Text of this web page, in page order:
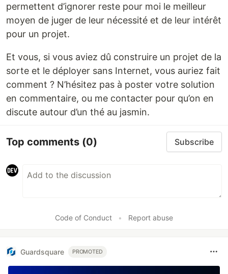
permettent d’ignorer reste pour moi le meilleur
moyen de juger de leur nécessité et de leur intérêt
pour un projet.
Et vous, si vous aviez dû construire un projet de la
sorte et le déployer sans Internet, vous auriez fait
comment ? N’hésitez pas à poster votre solution
en commentaire, ou me contacter pour qu’on en
discute autour d’un thé au jasmin.
Top comments (0) Subscribe
Code of Conduct • Report abuse
Guardsquare PROMOTED